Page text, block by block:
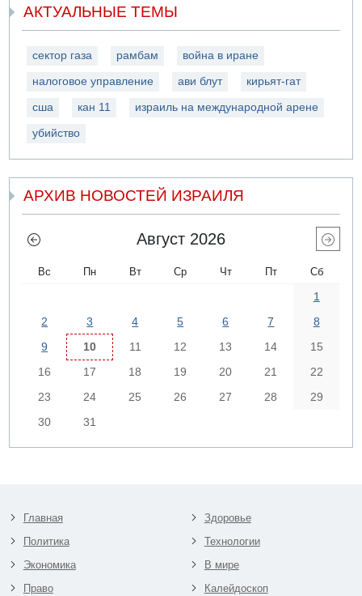
АКТУАЛЬНЫЕ ТЕМЫ
сектор газа рамбам война в иране
налоговое управление ави блут кирьят-гат
сша кан 11 израиль на международной арене
убийство
АРХИВ НОВОСТЕЙ ИЗРАИЛЯ
Август 2026
Вс Пн Вт Ср Чт Пт Сб
1
2
3 4 5 6 7
8
9
10 11 12 13 14
15
16
17 18 19 20 21
22
23
24 25 26 27 28
29
30
31
Главная
Политика
Экономика
Право
Здоровье
Технологии
В мире
Калейдоскоп